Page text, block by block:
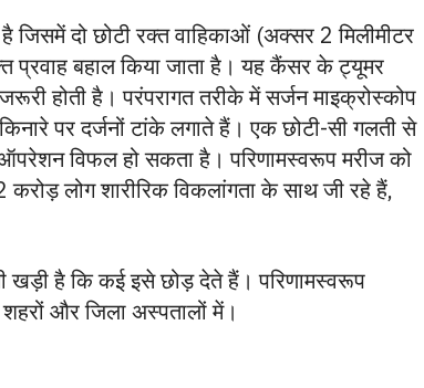
जिसमें दो छोटी रक्त वाहिकाओं (अक्सर 2 मिलीमीटर
प्रवाह बहाल किया जाता है। यह कैंसर के ट्यूमर
जरूरी होती है। परंपरागत तरीके में सर्जन माइक्रोस्कोप
पर दर्जनों टांके लगाते हैं। एक छोटी-सी गलती से
विफल हो सकता है। परिणामस्वरूप मरीज को
लोग शारीरिक विकलांगता के साथ जी रहे हैं,
खड़ी है कि कई इसे छोड़ देते हैं। परिणामस्वरूप
और जिला अस्पतालों में।